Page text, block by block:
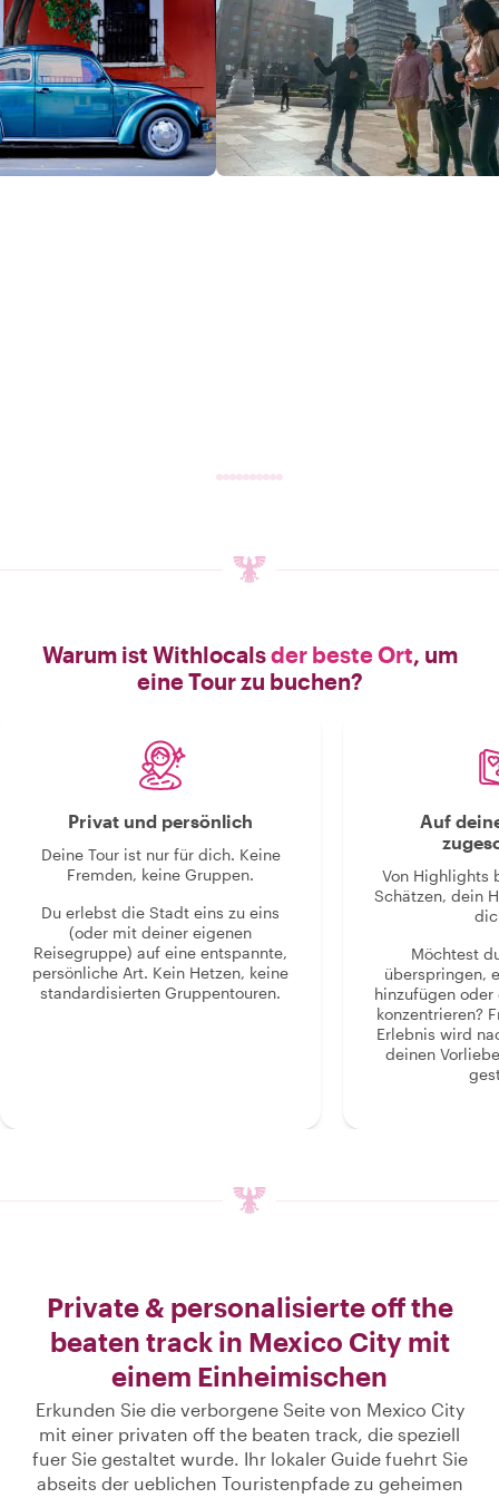
Warum ist Withlocalsder beste Ort, um
eine Tour zu buchen?
Privat und persönlich
Deine Tour ist nur für dich. Keine
Fremden, keine Gruppen.
Du erlebst die Stadt eins zu eins
(oder mit deiner eigenen
Reisegruppe) auf eine entspannte,
persönliche Art. Kein Hetzen, keine
standardisierten Gruppentouren.
Auf
Von Highlights
Schätzen, dein
Möchtest
überspringen,
hinzufügen
konzentrieren?
Erlebnis wird
deinen
Private & personalisierte off the
beaten track in Mexico City mit
einem Einheimischen
Erkunden Sie die verborgene Seite von Mexico City
mit einer privaten off the beaten track, die speziell
fuer Sie gestaltet wurde. Ihr lokaler Guide fuehrt Sie
abseits der ueblichen Touristenpfade zu geheimen